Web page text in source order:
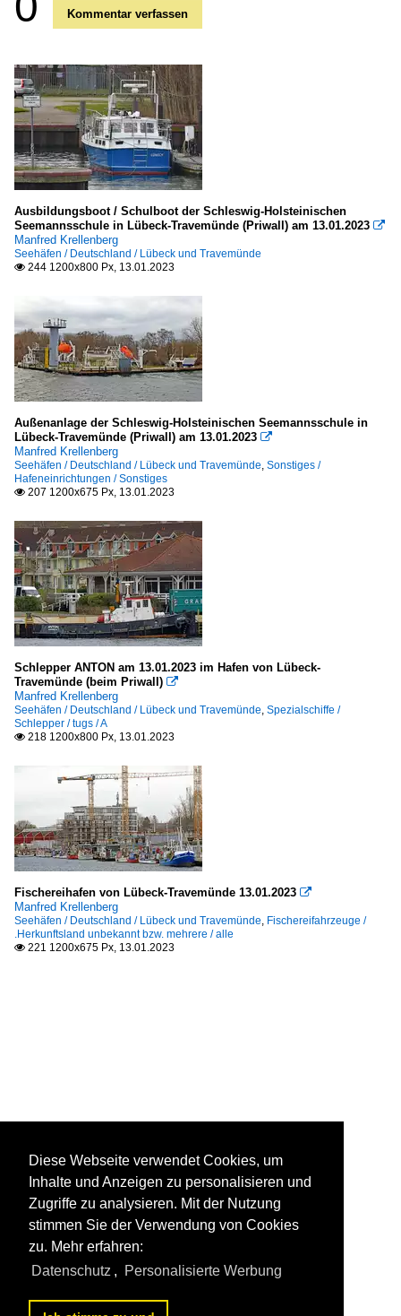
Kommentar verfassen
Ausbildungsboot / Schulboot der Schleswig-Holsteinischen
Seemannsschule in Lübeck-Travemünde (Priwall) am 13.01.2023 
Manfred Krellenberg
Seehäfen / Deutschland / Lübeck und Travemünde
 244 1200x800 Px, 13.01.2023
Außenanlage der Schleswig-Holsteinischen Seemannsschule in
Lübeck-Travemünde (Priwall) am 13.01.2023 
Manfred Krellenberg
Seehäfen / Deutschland / Lübeck und Travemünde, Sonstiges /
Hafeneinrichtungen / Sonstiges
 207 1200x675 Px, 13.01.2023
Schlepper ANTON am 13.01.2023 im Hafen von Lübeck-
Travemünde (beim Priwall) 
Manfred Krellenberg
Seehäfen / Deutschland / Lübeck und Travemünde, Spezialschiffe /
Schlepper / tugs / A
 218 1200x800 Px, 13.01.2023
Fischereihafen von Lübeck-Travemünde 13.01.2023 
Manfred Krellenberg
Seehäfen / Deutschland / Lübeck und Travemünde, Fischereifahrzeuge /
.Herkunftsland unbekannt bzw. mehrere / alle
 221 1200x675 Px, 13.01.2023
Diese Webseite verwendet Cookies, um
Inhalte und Anzeigen zu personalisieren und
Zugriffe zu analysieren. Mit der Nutzung
stimmen Sie der Verwendung von Cookies
zu. Mehr erfahren:
Datenschutz , Personalisierte Werbung